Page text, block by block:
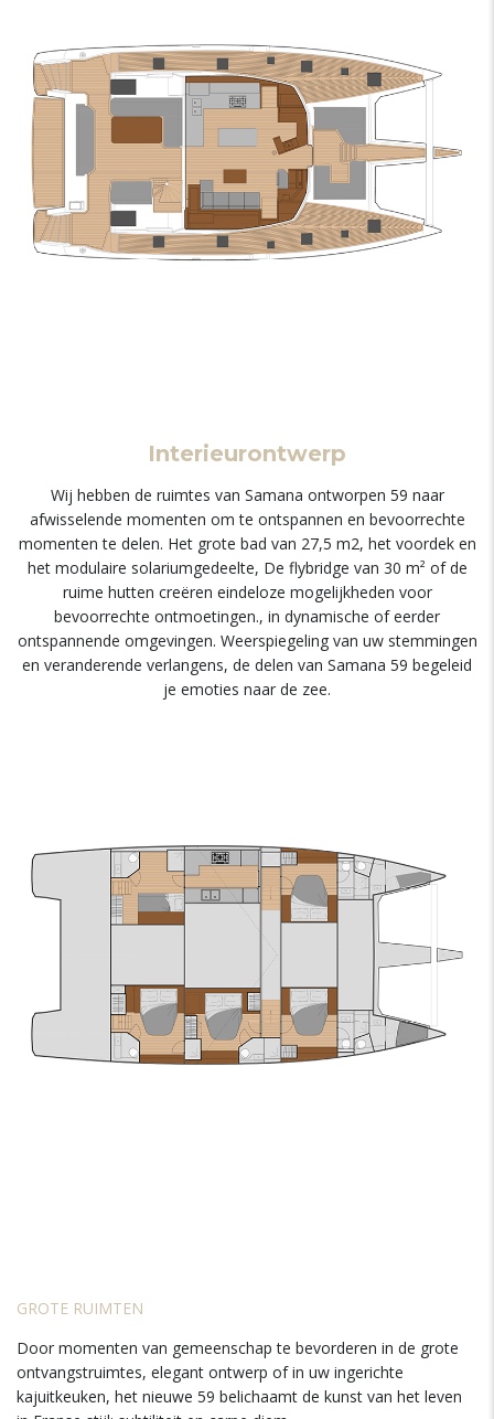
Interieurontwerp
Wij hebben de ruimtes van Samana ontworpen 59 naar
afwisselende momenten om te ontspannen en bevoorrechte
momenten te delen. Het grote bad van 27,5 m2, het voordek en
het modulaire solariumgedeelte, De flybridge van 30 m² of de
ruime hutten creëren eindeloze mogelijkheden voor
bevoorrechte ontmoetingen., in dynamische of eerder
ontspannende omgevingen. Weerspiegeling van uw stemmingen
en veranderende verlangens, de delen van Samana 59 begeleid
je emoties naar de zee.
GROTE RUIMTEN
Door momenten van gemeenschap te bevorderen in de grote
ontvangstruimtes, elegant ontwerp of in uw ingerichte
kajuitkeuken, het nieuwe 59 belichaamt de kunst van het leven